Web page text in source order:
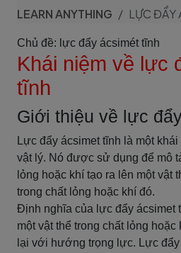
LEARN ANYTHING LỰC ĐẨY
Chủ đề: lực đẩy ácsimét tĩnh
Khái niệm về lực
tĩnh
Giới thiệu về lực
Lực đẩy ácsimet tĩnh là một
vật lý. Nó được sử dụng để mô
lỏng hoặc khí tạo ra lên một vật
trong chất lỏng hoặc khí đó.
Định nghĩa của lực đẩy ácsimet
một vật thể trong chất lỏng
lại với hướng trọng lực. Lực